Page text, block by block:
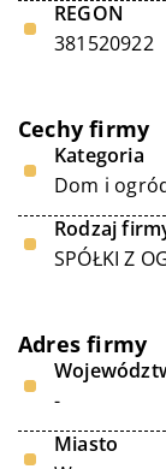
REGON
381520922
Cechy firmy
Kategoria
Dom i
Rodzaj
SPÓŁKI Z
Adres firmy
-
Miasto